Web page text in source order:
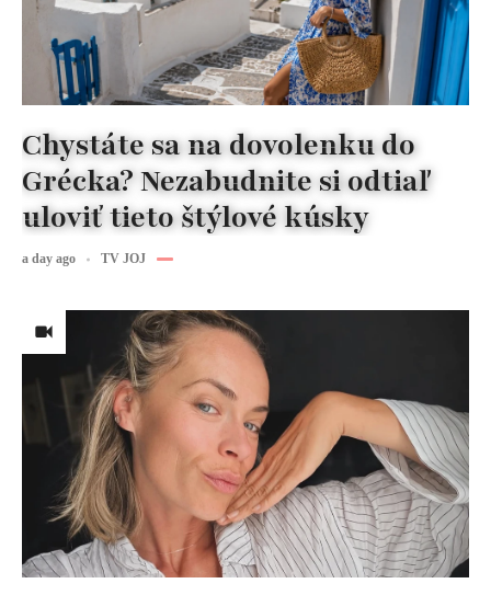
Chystáte sa na dovolenku do
Grécka? Nezabudnite si odtiaľ
uloviť tieto štýlové kúsky
a day ago TV JOJ